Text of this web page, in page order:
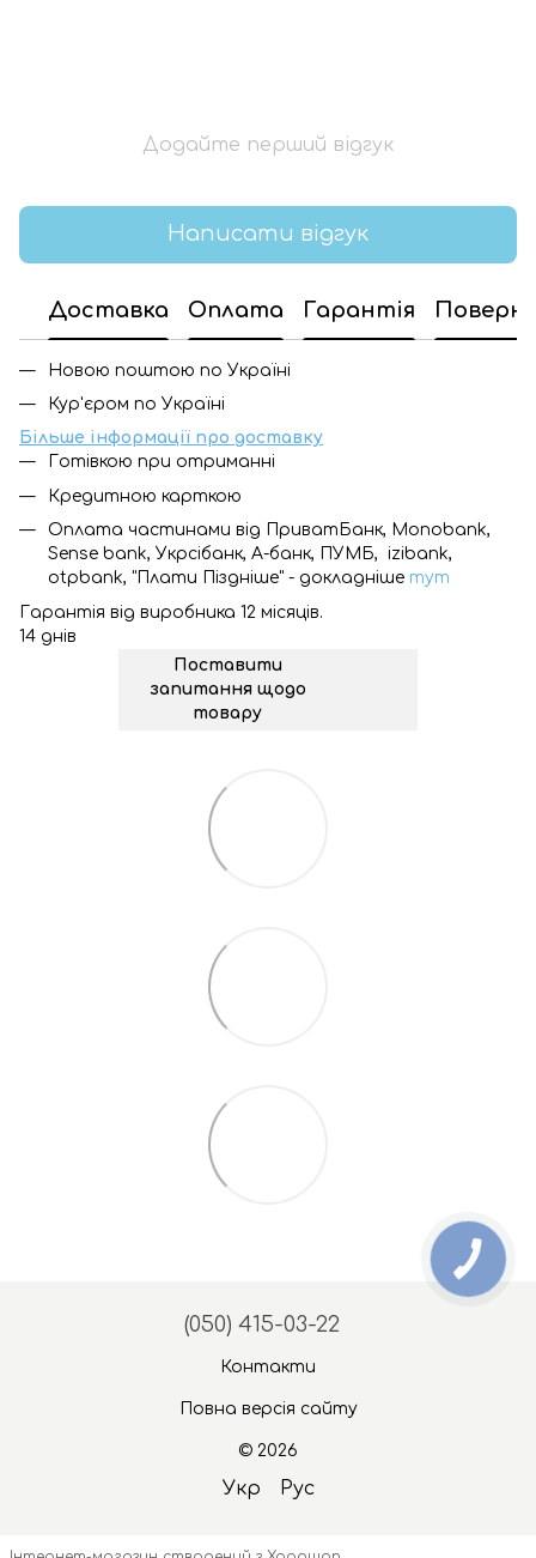
Додайте перший відгук
Написати відгук
Доставка Оплата Гарантія
Новою поштою по Україні
Кур'єром по Україні
Більше інформації про доставку
Готівкою при отриманні
Кредитною карткою
Оплата частинами від ПриватБанк, Monobank,
Sense bank, Укрсібанк, А-банк, ПУМБ, izibank,
otpbank, "Плати Піздніше" - докладніше тут
Гарантія від виробника 12 місяців.
14 днів
Поставити
запитання щодо
товару
(050) 415-03-22
Контакти
Повна версія сайту
© 2026
Укр Рус